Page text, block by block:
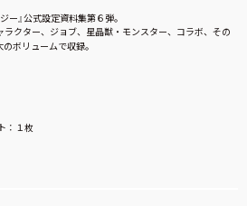
ー』公式設定資料集第６弾。
クター、ジョブ、星晶獣・モンスター、コラボ、その
ボリュームで収録。
：１枚